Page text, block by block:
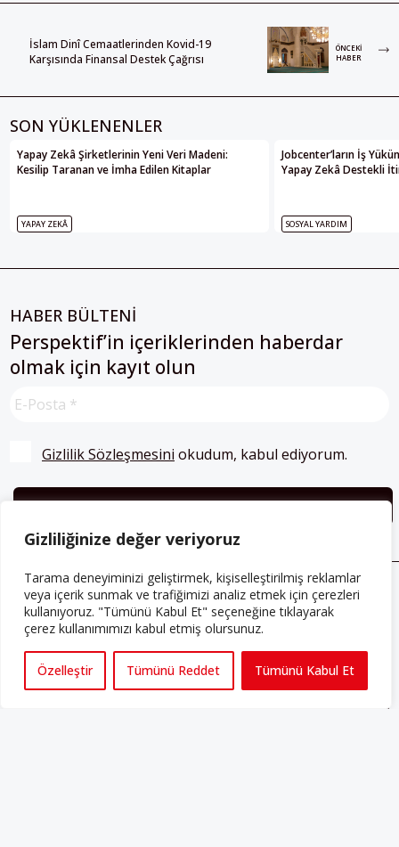
Gizliliğinize değer veriyoruz
Tarama deneyiminizi geliştirmek, kişiselleştirilmiş reklamlar
veya içerik sunmak ve trafiğimizi analiz etmek için çerezleri
kullanıyoruz. "Tümünü Kabul Et" seçeneğine tıklayarak
çerez kullanımımızı kabul etmiş olursunuz.
Özelleştir Tümünü Reddet Tümünü Kabul Et
İslam Dinî Cemaatlerinden Kovid-19
Karşısında Finansal Destek Çağrısı
ÖNCEKI
HABER
SON YÜKLENENLER
Yapay Zekâ Şirketlerinin Yeni Veri Madeni:
Kesilip Taranan ve İmha Edilen Kitaplar
YAPAY ZEKÂ
Jobcenter’ların İş
Yapay Zekâ Destekli
SOSYAL YARDIM
HABER BÜLTENİ
Perspektif’in içeriklerinden haberdar
olmak için kayıt olun
Gizlilik Sözleşmesini okudum, kabul ediyorum.
ABONE OLUN
Her ay Perspektif dergisini edinmek için
abone olabilirsiniz!